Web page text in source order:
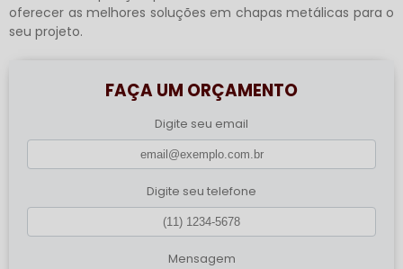
oferecer as melhores soluções em chapas metálicas para o
seu projeto.
FAÇA UM ORÇAMENTO
Digite seu email
Digite seu telefone
Mensagem